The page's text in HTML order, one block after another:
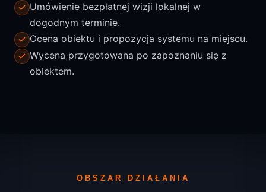
Umówienie bezpłatnej wizji lokalnej w
dogodnym terminie.
Ocena obiektu i propozycja systemu na miejscu.
Wycena przygotowana po zapoznaniu się z
obiektem.
OBSZAR DZIAŁANIA